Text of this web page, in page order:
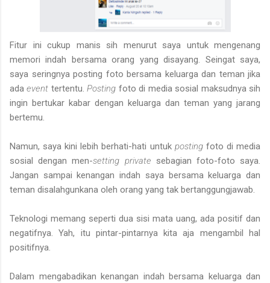
Fitur ini cukup manis sih menurut saya untuk mengenang
memori indah bersama orang yang disayang. Seingat saya,
saya seringnya posting foto bersama keluarga dan teman jika
adaevent tertentu.Posting foto di media sosial maksudnya sih
ingin bertukar kabar dengan keluarga dan teman yang jarang
bertemu.
Namun, saya kini lebih berhati-hati untuk postingfoto di media
sosial dengan men-setting private sebagian foto-foto saya.
Jangan sampai kenangan indah saya bersama keluarga dan
teman disalahgunkana oleh orang yang tak bertanggungjawab.
Teknologi memang seperti dua sisi mata uang, ada positif dan
negatifnya. Yah, itu pintar-pintarnya kita aja mengambil hal
positifnya.
Dalam mengabadikan kenangan indah bersama keluarga dan